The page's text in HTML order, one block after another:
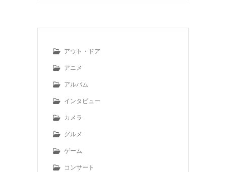
アウト・ドア
アニメ
アルバム
インタビュー
カメラ
グルメ
ゲーム
コンサート